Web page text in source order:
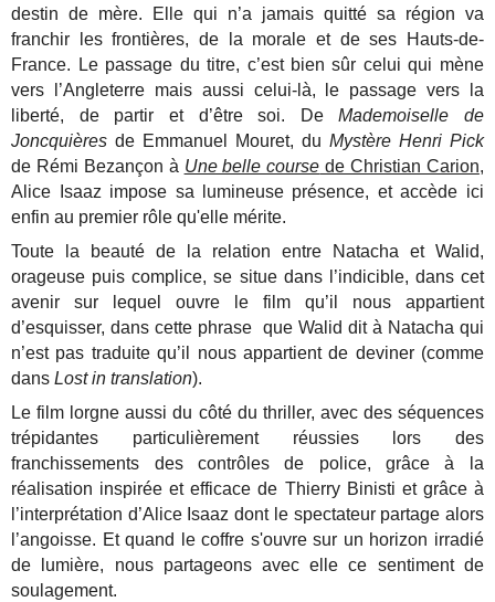
destin de mère. Elle qui n’a jamais quitté sa région va
franchir les frontières, de la morale et de ses Hauts-de-
France. Le passage du titre, c’est bien sûr celui qui mène
vers l’Angleterre mais aussi celui-là, le passage vers la
liberté, de partir et d’être soi. DeMademoiselle de
Joncquières de Emmanuel Mouret, du Mystère Henri Pick
de Rémi Bezançon à Une belle course de Christian Carion,
Alice Isaaz impose sa lumineuse présence, et accède ici
enfin au premier rôle qu'elle mérite.
Toute la beauté de la relation entre Natacha et Walid,
orageuse puis complice, se situe dans l’indicible, dans cet
avenir sur lequel ouvre le film qu’il nous appartient
d’esquisser, dans cette phrase que Walid dit à Natacha qui
n’est pas traduite qu’il nous appartient de deviner (comme
dansLost in translation).
Le film lorgne aussi du côté du thriller, avec des séquences
trépidantes particulièrement réussies lors des
franchissements des contrôles de police, grâce à la
réalisation inspirée et efficace de Thierry Binisti et grâce à
l’interprétation d’Alice Isaaz dont le spectateur partage alors
l’angoisse. Et quand le coffre s'ouvre sur un horizon irradié
de lumière, nous partageons avec elle ce sentiment de
soulagement.